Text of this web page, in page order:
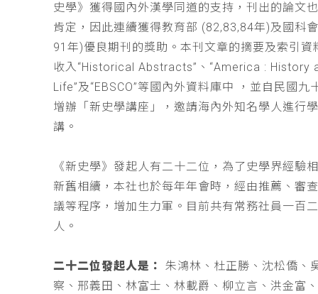
史學》獲得國內外漢學同道的支持，刊出的論文
肯定，因此連續獲得教育部 (82,83,84年)及國科
91年)優良期刊的獎助。本刊文章的摘要及索引資
收入“Historical Abstracts”、“America : History
Life”及“EBSCO”等國內外資料庫中 ，並自民國九
增辦「新史學講座」，邀請海內外知名學人進行
講。
《新史學》發起人有二十二位，為了史學界經驗
新舊相續，本社也於每年年會時，經由推薦、審
議等程序，增加生力軍。目前共有常務社員一百
人。
二十二位發起人是：
朱鴻林、杜正勝、沈松僑、
察、邢義田、林富士、林載爵、柳立言、洪金富